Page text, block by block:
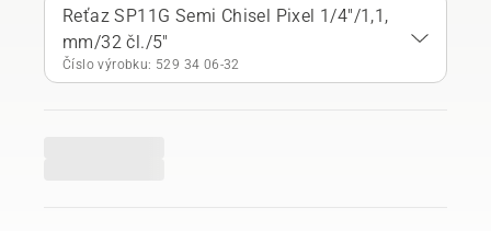
Reťaz SP11G Semi Chisel Pixel 1/4"/1,1,
mm/32 čl./5"
Číslo výrobku: 529 34 06‑32